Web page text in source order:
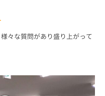
々な質問があり盛り上がって